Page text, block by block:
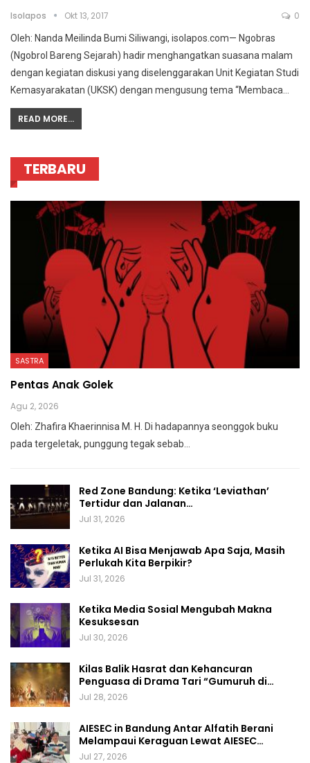
Isolapos Okt 13, 2017 0
Oleh: Nanda Meilinda Bumi Siliwangi, isolapos.com— Ngobras
(Ngobrol Bareng Sejarah) hadir menghangatkan suasana malam
dengan kegiatan diskusi yang diselenggarakan Unit Kegiatan Studi
Kemasyarakatan (UKSK) dengan mengusung tema “Membaca…
READ MORE...
TERBARU
SASTRA
Pentas Anak Golek
Agu 2, 2026
Oleh: Zhafira Khaerinnisa M. H.
Di hadapannya seonggok buku
pada tergeletak, punggung tegaksebab
Red Zone Bandung: Ketika ‘Leviathan’
Tertidur dan Jalanan…
Jul 31, 2026
Ketika AI Bisa Menjawab Apa Saja, Masih
Perlukah Kita Berpikir?
Jul 31, 2026
Ketika Media Sosial Mengubah Makna
Kesuksesan
Jul 30, 2026
Kilas Balik Hasrat dan Kehancuran
Penguasa di Drama Tari “Gumuruh di…
Jul 28, 2026
AIESEC in Bandung Antar Alfatih Berani
Melampaui Keraguan Lewat AIESEC…
Jul 27, 2026